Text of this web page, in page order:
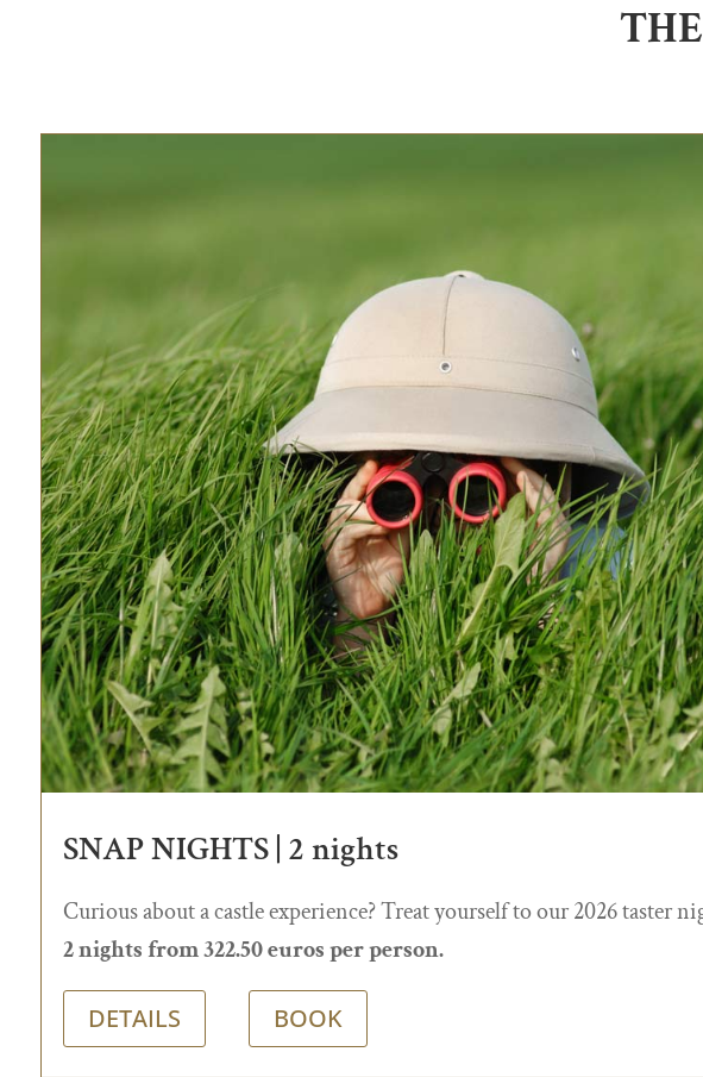
SNAP NIGHTS | 2 nights
Curious about a castle experience? Treat yourself to our 2026 taster
2 nights from 322.50 euros per person.
DETAILS BOOK